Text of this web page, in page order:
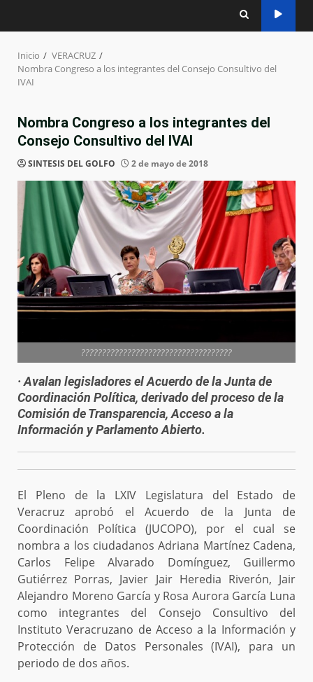
Inicio
VERACRUZ
Nombra Congreso a los integrantes del Consejo Consultivo del
IVAI
Nombra Congreso a los integrantes del
Consejo Consultivo del IVAI
SINTESIS DEL GOLFO 2 de mayo de 2018
????????????????????????????????????
· Avalan legisladores el Acuerdo de la Junta de
Coordinación Política, derivado del proceso de la
Comisión de Transparencia, Acceso a la
Información y Parlamento Abierto.
El Pleno de la LXIV Legislatura del Estado de
Veracruz aprobó el Acuerdo de la Junta de
Coordinación Política (JUCOPO), por el cual se
nombra a los ciudadanos Adriana Martínez Cadena,
Carlos Felipe Alvarado Domínguez, Guillermo
Gutiérrez Porras, Javier Jair Heredia Riverón, Jair
Alejandro Moreno García y Rosa Aurora García Luna
como integrantes del Consejo Consultivo del
Instituto Veracruzano de Acceso a la Información y
Protección de Datos Personales (IVAI), para un
periodo de dos años.